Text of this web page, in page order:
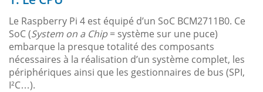
Le Raspberry Pi 4 est équipé d’un SoC BCM2711B0. Ce
SoC (System on a Chip= système sur une puce)
embarque la presque totalité des composants
nécessaires à la réalisation d’un système complet, les
périphériques ainsi que les gestionnaires de bus (SPI,
I²C…).